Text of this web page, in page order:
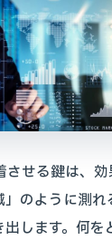
せる鍵は、効
のように測れ
します。何を